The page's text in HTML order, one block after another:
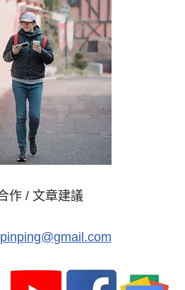
作 / 文章建議